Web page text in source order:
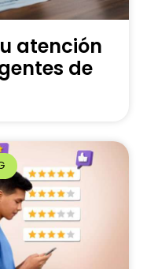
atención
de